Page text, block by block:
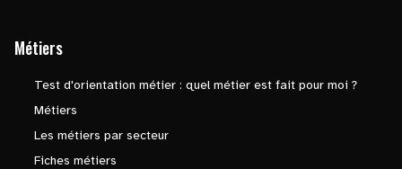
Métiers
Test d'orientation métier : quel métier est fait pour moi ?
Métiers
Les métiers par secteur
Fiches métiers